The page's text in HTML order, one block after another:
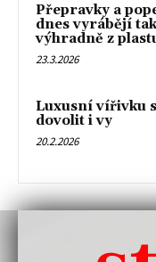
Přepravky a
dnes vyrábějí
výhradně z
23.3.2026
Luxusní vířivku
dovolit i vy
20.2.2026